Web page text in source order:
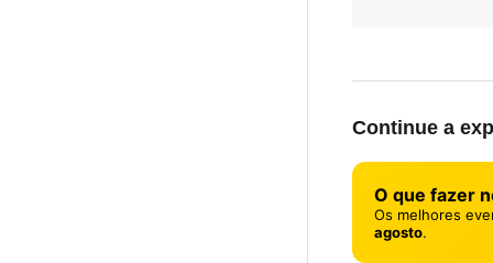
Continue a
O que fazer
Os melhores
agosto.